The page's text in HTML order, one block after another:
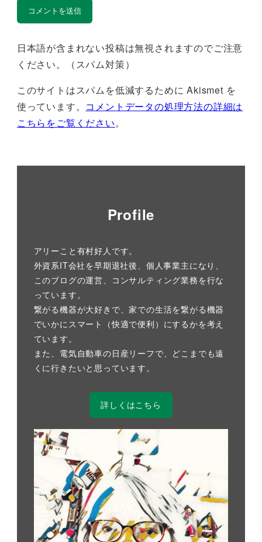
日本語が含まれない投稿は無視されますのでご注意
ください。（スパム対策）
このサイトはスパムを低減するために Akismet を
使っています。 コメントデータの処理方法の詳細は
こちらをご覧ください。
Profile
アリーこと有村好人です。
外資系IT会社を早期退社後、個人事業主になり、
このブログの運営、コンサルティング業務を行な
っています。
繋がる機器が大好きで、家での生活を繋がる機器
でいかにスマート（快適で便利）にするかを考え
ています。
また、電気自動車の日産リーフで、どこまでも遠
くに行きたいと思っています。
詳しくはこちら